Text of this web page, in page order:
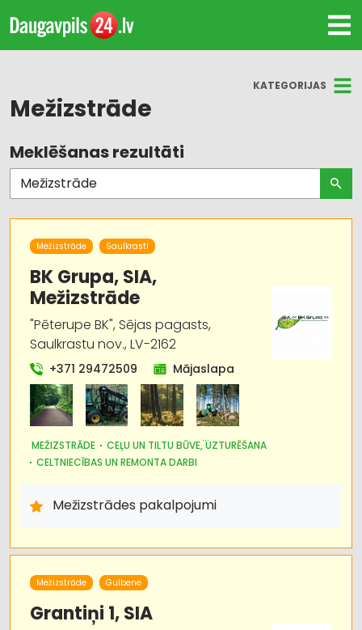
KATEGORIJAS
Mežizstrāde
Visas nozares
Mežizstrāde
Mežsaimniecība
Lauksaimniecības tehnikas un traktortehnikas
rezerves daļas
Dārza tehnika un inventārs
Iekraušanas un izkraušanas tehnika
Lauksaimniecības tehnikas un traktortehnikas
labošana, remonts
Instrumentu un darbarīku tirdzniecība
Kravu pārvadājumi: auto
Meklēšanas rezultāti
Mežizstrāde Saulkrasti
BK Grupa, SIA,
Mežizstrāde
"Pēterupe BK", Sējas pagasts,
Saulkrastu nov., LV-2162
+371 29472509 Mājaslapa
MEŽIZSTRĀDE
CEĻU UN TILTU BŪVE, UZTURĒŠANA
CELTNIECĪBAS UN REMONTA DARBI
CELTNIECĪBAS TEHNIKA UN IEKĀRTAS; NOMA
ATKRITUMU IZVEŠANA, KONTEINERU NOMA
GRANTS, SMILTS, AKMENS IEGUVE
Mežizstrādes pakalpojumi
Mežizstrāde Gulbene
Grantiņi 1, SIA